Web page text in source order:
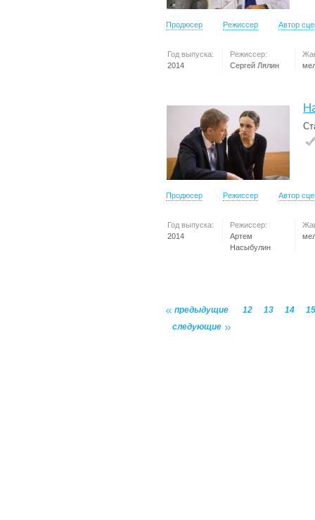
Продюсер Режиссер Автор
Год выпуска:
2014
Режиссер:
Сергей Лялин
Продюсер Режиссер Автор
Год выпуска:
2014
Режиссер:
Артем
Насыбулин
предыдущие 12 13 14
15
следующие